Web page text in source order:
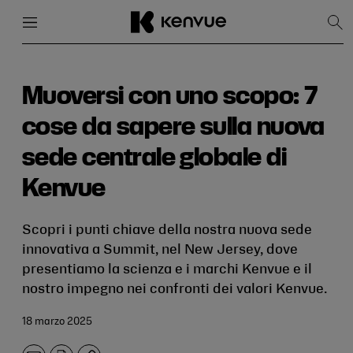
contenuto
Muoversi con uno scopo: 7
cose da sapere sulla nuova
sede centrale globale di
Kenvue
Scopri i punti chiave della nostra nuova sede
innovativa a Summit, nel New Jersey, dove
presentiamo la scienza e i marchi Kenvue e il
nostro impegno nei confronti dei valori Kenvue.
18 marzo 2025